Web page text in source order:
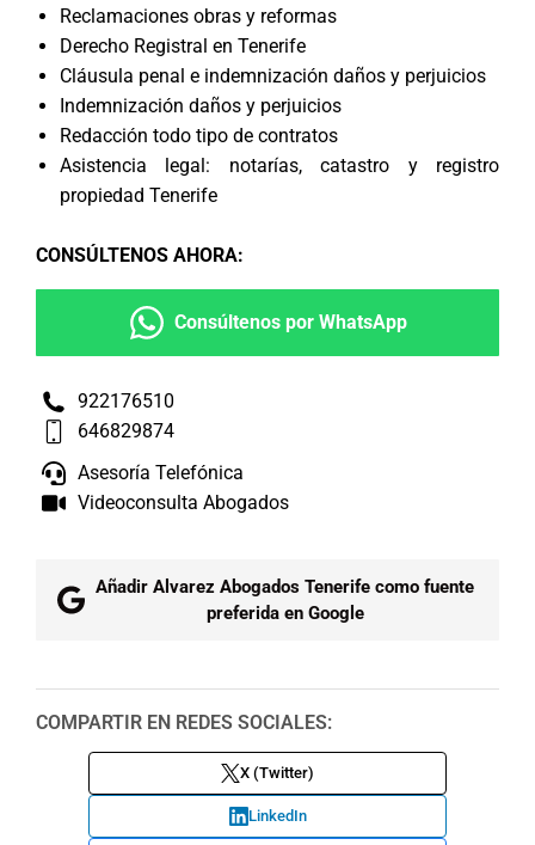
Reclamaciones obras y reformas
Derecho Registral en Tenerife
Cláusula penal e indemnización daños y perjuicios
Indemnización daños y perjuicios
Redacción todo tipo de contratos
Asistencia legal: notarías, catastro y registro
propiedad Tenerife
CONSÚLTENOS AHORA:
Consúltenos por WhatsApp
922176510
646829874
Asesoría Telefónica
Videoconsulta Abogados
Añadir Alvarez Abogados Tenerife como fuente
preferida en Google
COMPARTIR EN REDES SOCIALES:
X (Twitter)
LinkedIn